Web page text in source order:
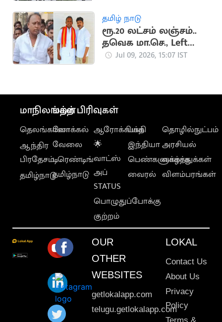
தமிழ் நாடு
ரூ.20 லட்சம் லஞ்சம்..
தவெக மா.செ., Left
பாண்டி மீது புகார்
Jul 09, 2026, 15:07 IST
மாநிலங்கள்
தெலங்கானா
ஆந்திர
பிரதேசம்
தமிழ்நாடு
மற்ற பிரிவுகள்
லோக்கல்
வேலை
டிரெண்டிங்
தமிழ்நாடு
ஆரோக்கியம்
🌟
வாட்ஸ்
அப்
STATUS
பொழுதுப்போக்கு
குற்றம்
பக்தி
இந்தியா
பெண்களுக்காக
வைரல்
தொழில்நுட்பம்
அரசியல்
வாழ்த்துக்கள்
விளம்பரங்கள்
OUR
OTHER
WEBSITES
getlokalapp.com
telugu.getlokalapp.com
LOKAL
Contact Us
About Us
Privacy
Policy
Terms &